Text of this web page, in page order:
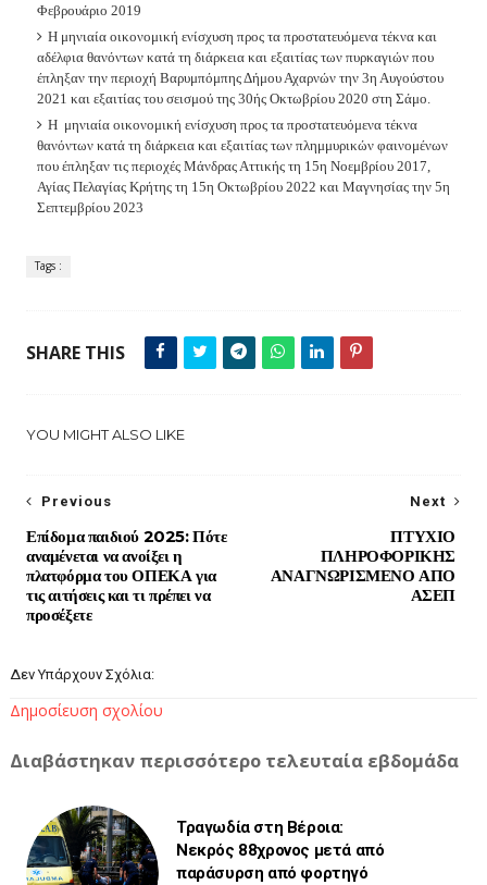
Φεβρουάριο 2019
Η μηνιαία οικονομική ενίσχυση προς τα προστατευόμενα τέκνα και
αδέλφια θανόντων κατά τη διάρκεια και εξαιτίας των πυρκαγιών που
έπληξαν την περιοχή Βαρυμπόμπης Δήμου Αχαρνών την 3η Αυγούστου
2021 και εξαιτίας του σεισμού της 30ής Οκτωβρίου 2020 στη Σάμο.
Η μηνιαία οικονομική ενίσχυση προς τα προστατευόμενα τέκνα
θανόντων κατά τη διάρκεια και εξαιτίας των πλημμυρικών φαινομένων
που έπληξαν τις περιοχές Μάνδρας Αττικής τη 15η Νοεμβρίου 2017,
Αγίας Πελαγίας Κρήτης τη 15η Οκτωβρίου 2022 και Μαγνησίας την 5η
Σεπτεμβρίου 2023
Tags :
SHARE THIS
YOU MIGHT ALSO LIKE
Next
ΠΤΥΧΙΟ
ΠΛΗΡΟΦΟΡΙΚΗΣ
ΑΝΑΓΝΩΡΙΣΜΕΝΟ ΑΠΟ
ΑΣΕΠ
Previous
Επίδομα παιδιού 2025: Πότε
αναμένεται να ανοίξει η
πλατφόρμα του ΟΠΕΚΑ για
τις αιτήσεις και τι πρέπει να
προσέξετε
Δεν Υπάρχουν Σχόλια:
Δημοσίευση σχολίου
Διαβάστηκαν περισσότερο τελευταία εβδομάδα
Τραγωδία στη Βέροια:
Νεκρός 88χρονος μετά από
παράσυρση από φορτηγό